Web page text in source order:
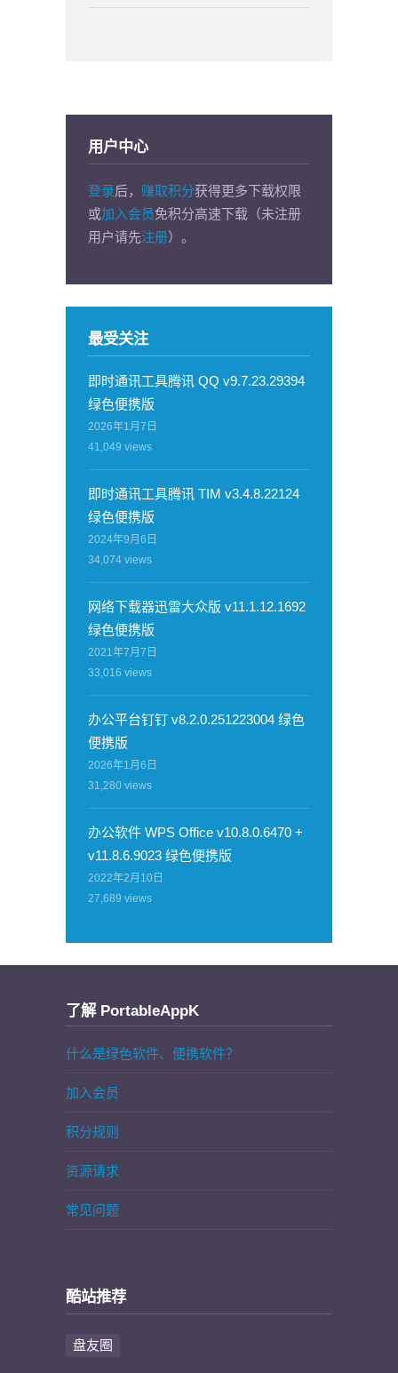
用户中心
登录后， 赚取积分获得更多下载权限
或加入会员免积分高速下载（未注册
用户请先注册）。
最受关注
即时通讯工具腾讯 QQ v9.7.23.29394
绿色便携版
2026年1月7日
41,049 views
即时通讯工具腾讯 TIM v3.4.8.22124
绿色便携版
2024年9月6日
34,074 views
网络下载器迅雷大众版 v11.1.12.1692
绿色便携版
2021年7月7日
33,016 views
办公平台钉钉 v8.2.0.251223004 绿色
便携版
2026年1月6日
31,280 views
办公软件 WPS Office v10.8.0.6470 +
v11.8.6.9023 绿色便携版
2022年2月10日
27,689 views
了解 PortableAppK
什么是绿色软件、便携软件？
加入会员
积分规则
资源请求
常见问题
酷站推荐
盘友圈